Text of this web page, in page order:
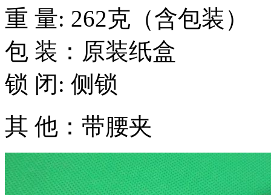
重 量: 262克（含包装）
包 装：原装纸盒
锁 闭: 侧锁
其 他：带腰夹